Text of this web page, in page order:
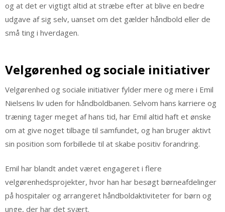
og at det er vigtigt altid at stræbe efter at blive en bedre
udgave af sig selv, uanset om det gælder håndbold eller de
små ting i hverdagen.
Velgørenhed og sociale initiativer
Velgørenhed og sociale initiativer fylder mere og mere i Emil
Nielsens liv uden for håndboldbanen. Selvom hans karriere og
træning tager meget af hans tid, har Emil altid haft et ønske
om at give noget tilbage til samfundet, og han bruger aktivt
sin position som forbillede til at skabe positiv forandring.
Emil har blandt andet været engageret i flere
velgørenhedsprojekter, hvor han har besøgt børneafdelinger
på hospitaler og arrangeret håndboldaktiviteter for børn og
unge, der har det svært.